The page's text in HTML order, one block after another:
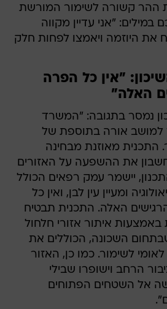
ההר קשורה לשימור המורשת
במילים: "אני עדיין מקווה
את היוזמה ויאמצו לפחות חלק
"אין כל הפרה
האלה"
נמסר בתגובה: "המשרד
למושב אורה בתוספת של
דיור. התכנית מאוזנת מבחינה
את ההשפעה על האזורים
יישמר עמק רפאים הכולל
ומעיין עין לבן, ואין כל
האלה. התכנית תבטיח
איתור אזורי חלחול
השכונה, הכוללים את
לשימור. כמו כן, האזור
הרחב וישופרו שבילי
אל השטחים הפתוחים